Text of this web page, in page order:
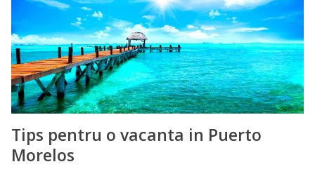
Tips pentru o vacanta in Puerto
Morelos